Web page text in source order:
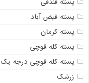
پسته فیض آباد
پسته کرمان
پسته کله قوچی
پسته کله قوچی درجه یک
زرشک